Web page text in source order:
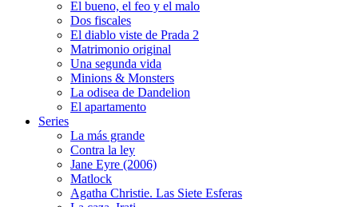
El bueno, el feo y el malo
Dos fiscales
El diablo viste de Prada 2
Matrimonio original
Una segunda vida
Minions & Monsters
La odisea de Dandelion
El apartamento
Series
La más grande
Contra la ley
Jane Eyre (2006)
Matlock
Agatha Christie. Las Siete Esferas